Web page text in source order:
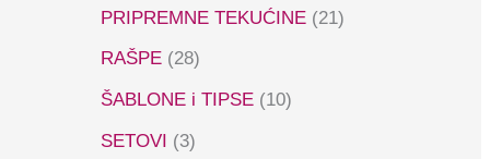
PRIPREMNE TEKUĆINE (21)
RAŠPE (28)
ŠABLONE i TIPSE (10)
SETOVI (3)